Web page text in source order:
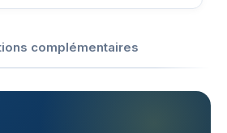
complémentaires